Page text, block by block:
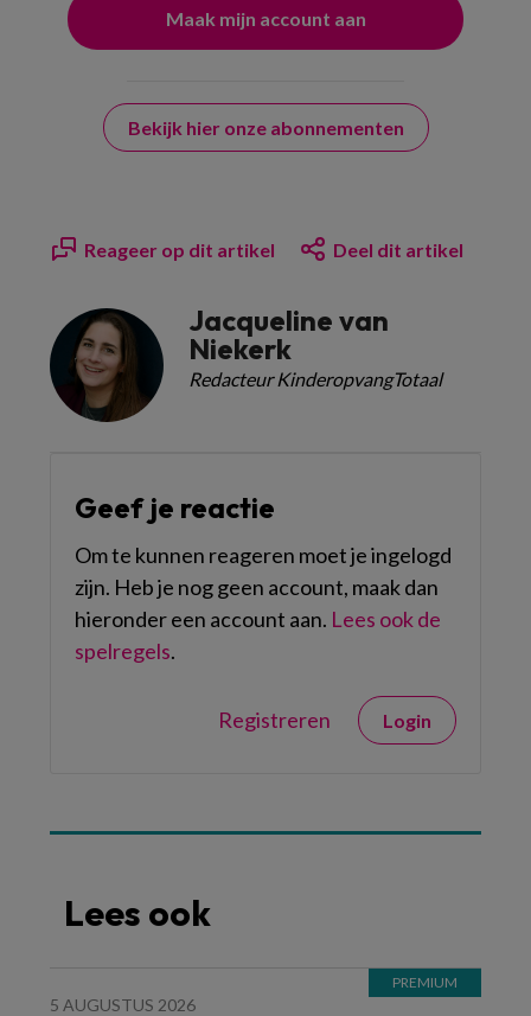
Bekijk hier onze abonnementen
Reageer op dit artikel Deel dit artikel
Jacqueline van
Niekerk
Redacteur KinderopvangTotaal
Geef je reactie
Om te kunnen reageren moet je ingelogd
zijn. Heb je nog geen account, maak dan
hieronder een account aan. Lees ook de
spelregels.
Registreren Login
Lees ook
5 AUGUSTUS 2026